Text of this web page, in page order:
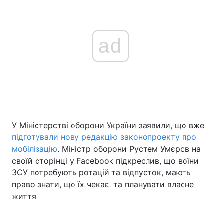
ad
У Міністерстві оборони України заявили, що вже
підготували нову редакцію законопроекту про
мобілізацію. Міністр оборони Рустем Умєров на
своїй сторінці у Facebook підкреслив, що воїни
ЗСУ потребують ротацій та відпусток, мають
право знати, що їх чекає, та планувати власне
життя.